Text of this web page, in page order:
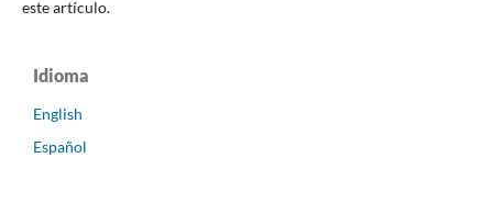
este artículo.
Idioma
English
Español